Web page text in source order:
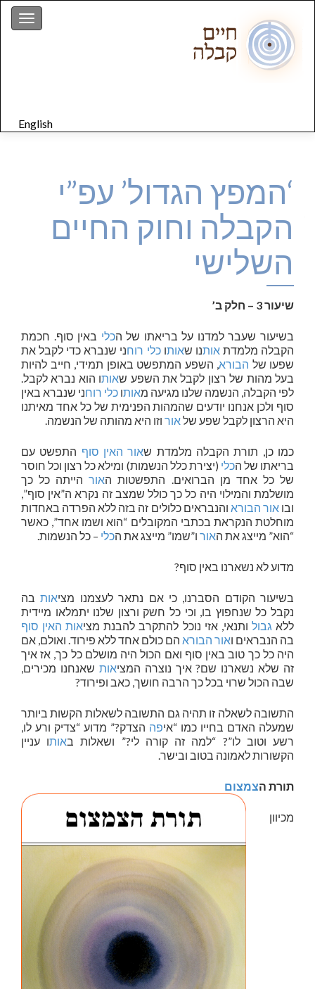
English
‘המפץ הגדול’ עפ”י
הקבלה וחוק החיים
השלישי
שיעור 3 – חלק ב’
בשיעור שעבר למדנו על בריאתו של הכלי באין סוף. חכמת
הקבלה מלמדתאותנו שאותוכלי רוחני שנברא כדי לקבל את
שפעו של הבורא, השפע המתפשט באופן תמידי, חייב להיות
בעל מהות של רצון לקבל את השפע שאותו הוא נברא לקבל.
לפי הקבלה, הנשמה שלנו מגיעה מאותו כלי רוחני שנברא באין
סוף ולכן אנחנו יודעים שהמהות הפנימית של כל אחד מאיתנו
היא הרצון לקבל שפע שלאור וזו היא מהותה של הנשמה.
כמו כן, תורת הקבלה מלמדת שאור האין סוף התפשט עם
בריאתו של הכלי (יצירת כלל הנשמות) ומילא כל רצון וכל חוסר
של כל אחד מן הברואים. התפשטות האורהייתה כל כך
מושלמת והמילוי היה כל כך כולל שמצב זה נקרא ה”אין סוף”,
ובואור הבורא והנבראים כלולים זה בזה ללא הפרדה באחדות
מוחלטת הנקראת בכתבי המקובלים “הוא ושמו אחד”, כאשר
“הוא” מייצג את האור ו”שמו” מייצג את הכלי – כל הנשמות.
מדוע לא נשארנו באין סוף?
בשיעור הקודם הסברנו, כי אם נתאר לעצמנו מציאותבה
נקבל כל שנחפוץ בו, וכי כל חשק ורצון שלנו יתמלאו מיידית
ללא גבול ותנאי, אזי נוכל להתקרב להבנת מציאות האין סוף
בה הנבראים ואור הבורא הם כולם אחד ללא פירוד. ואולם, אם
היה כל כך טוב באין סוף ואם הכול היה מושלם כל כך, אז איך
זה שלא נשארנו שם? איך נוצרה המציאות שאנחנו מכירים,
שבה הכול שרוי בכל כך הרבה חושך, כאב ופירוד?
התשובה לשאלה זו תהיה גם התשובה לשאלות הקשות ביותר
שמעלה האדם בחייו כמו “איפה הצדק?” מדוע “צדיק ורע לו,
רשע וטוב לו”? “למה זה קורה לי?” ושאלות באותו עניין
הקשורות לאמונה בטוב ובישר.
תורת הצמצום
מכיוון